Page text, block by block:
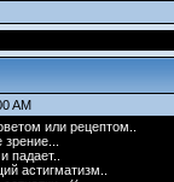
AM
или рецептом..
падает..
астигматизм..